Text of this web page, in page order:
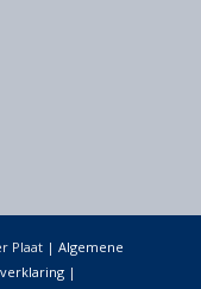
Plaat | Algemene
|